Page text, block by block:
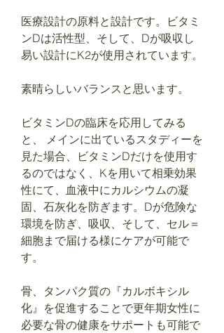
医療設計の原料と設計です。ビタミ
ンDは活性型、そして、Dが吸収し
易い設計にK2が使用されています。
素晴らしいバランスと思います。
ビタミンDの臨床を応用してみる
と、 メインに出ているスタディーを
見た場合、ビタミンDだけを使用す
るのではなく、Kを用いて相乗効果
性にて、血液中にカルシウムの凝
固、石灰化を防ぎます。Dが危険な
環境を防ぎ、吸収、そして、セル＝
細胞まで届ける様にケアが可能で
す。
骨、タンパク質の『カルボキシル
化』を促進することで更年期女性に
必要な骨の健康をサポートも可能で